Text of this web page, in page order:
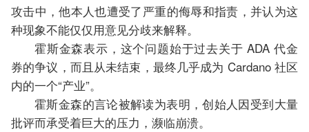
攻击中，他本人也遭受了严重的侮辱和指责，并认为这
种现象不能仅仅用意见分歧来解释。
霍斯金森表示，这个问题始于过去关于 ADA 代金
券的争议，而且从未结束，最终几乎成为 Cardano 社区
内的一个“产业”。
霍斯金森的言论被解读为表明，创始人因受到大量
批评而承受着巨大的压力，濒临崩溃。